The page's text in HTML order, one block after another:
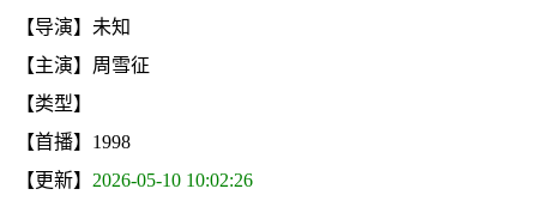
【导演】未知
【主演】周雪征
【类型】
【首播】1998
【更新】 2026-05-10 10:02:26